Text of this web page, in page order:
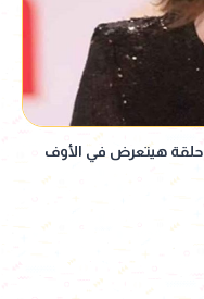
إلهام شاهين: بجهز لمسلسل جديد 15 حلقة هيتعرض في الأوف